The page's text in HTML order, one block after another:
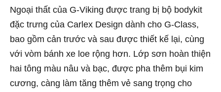
Ngoại thất của G-Viking được trang bị bộ bodykit
đặc trưng của Carlex Design dành cho G-Class,
bao gồm cản trước và sau được thiết kế lại, cùng
với vòm bánh xe loe rộng hơn. Lớp sơn hoàn thiện
hai tông màu nâu và bạc, được pha thêm bụi kim
cương, càng làm tăng thêm vẻ sang trọng cho